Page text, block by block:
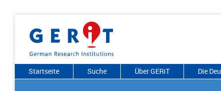
Startseite Suche Über GERiT Die